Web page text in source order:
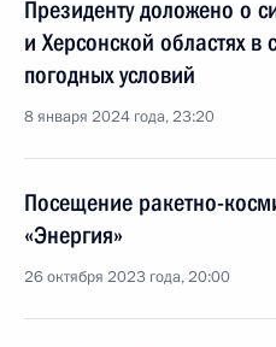
Президенту доложено о
и Херсонской областях в
погодных условий
8 января 2024 года, 23:20
Посещение ракетно-
«Энергия»
26 октября 2023 года, 20:00